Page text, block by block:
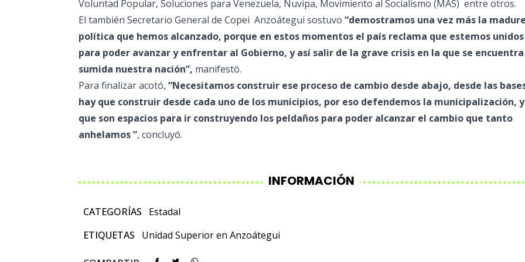
Voluntad Popular, Soluciones para Venezuela, Nuvipa, Movimiento al Socialismo (MAS) entre otros.
El también Secretario General de Copei Anzoátegui sostuvo “demostramos una vez más la
política que hemos alcanzado, porque en estos momentos el país reclama que estemos unidos
para poder avanzar y enfrentar al Gobierno, y así salir de la grave crisis en la que se encuentra
sumida nuestra nación”, manifestó.
Para finalizar acotó, “Necesitamos construir ese proceso de cambio desde abajo, desde las
hay que construir desde cada uno de los municipios, por eso defendemos la municipalización,
que son espacios para ir construyendo los peldaños para poder alcanzar el cambio que tanto
anhelamos ”, concluyó.
INFORMACIÓN
CATEGORÍAS
Estadal
ETIQUETAS
Unidad Superior en Anzoátegui